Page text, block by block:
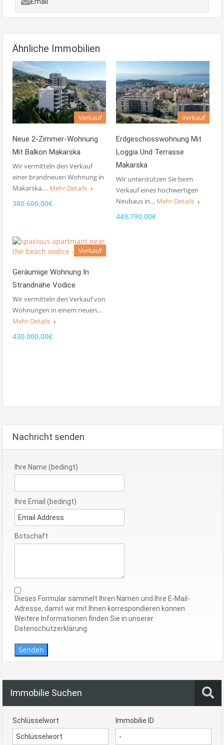
Email
Ähnliche Immobilien
Verkauf
Neue 2-Zimmer-Wohnung
Mit Balkon Makarska
Wir vermitteln den Verkauf
einer brandneuen Wohnung in
Makarska,… Mehr Details
380.600,00€
Verkauf
Erdgeschosswohnung Mit
Loggia Und Terrasse
Makarska
Wir unterstützen Sie beim
Verkauf eines hochwertigen
Neubaus in… Mehr Details
449.790,00€
Verkauf
Geräumige Wohnung In
Strandnähe Vodice
Wir vermitteln den Verkauf von
Wohnungen in einem neuen…
Mehr Details
430.000,00€
Nachricht senden
Ihre Name (bedingt)
Ihre Email (bedingt)
Botschaft
Dieses Formular sammelt Ihren Namen und Ihre E-Mail-
Adresse, damit wir mit Ihnen korrespondieren können.
Weitere Informationen finden Sie in unserer
Datenschutzerklärung.
Senden
Immobilie Suchen
Schlüsselwort Immobilie ID